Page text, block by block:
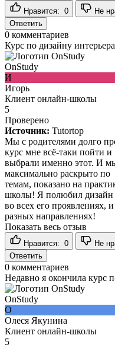
Нравится: 0 Не
Ответить
0 комментариев
Курс по дизайну
OnStudy
И
Игорь
Клиент онлайн-школы
5
Проверено
Источник: Tutortop
Мы с родителями долго
курс мне всё-таки пойти и
выбрали именно этот. И
максимально раскрыто по
темам, показано на
школы! Я полюбил дизайн
во всех его проявлениях,
разных направлениях!
Показать весь отзыв
Нравится: 0 Не
Ответить
0 комментариев
Недавно я окончила курс
OnStudy
О
Олеся Якунина
Клиент онлайн-школы
5